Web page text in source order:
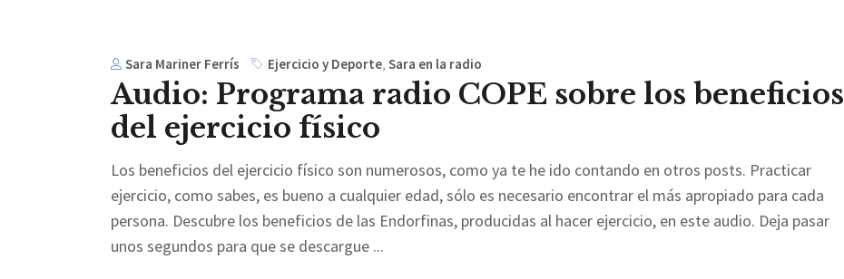
Sara Mariner Ferrís Ejercicio y Deporte, Sara en la radio
Audio: Programa radio COPE sobre los beneficios
del ejercicio físico
Los beneficios del ejercicio físico son numerosos, como ya te he ido contando en otros posts. Practicar
ejercicio, como sabes, es bueno a cualquier edad, sólo es necesario encontrar el más apropiado para cada
persona. Descubre los beneficios de las Endorfinas, producidas al hacer ejercicio, en este audio. Deja pasar
unos segundos para que se descargue